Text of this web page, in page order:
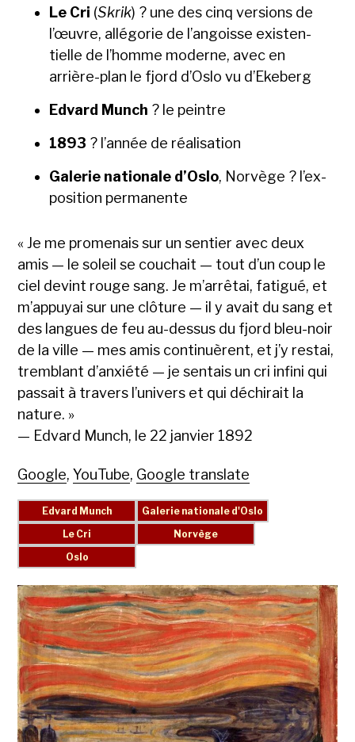
Le Cri (Skrik) ? une des cinq ver­sions de
l’œu­vre, allé­gorie de l’an­goisse exis­ten­
tielle de l’homme mod­erne, avec en
arrière-plan le fjord d’Oslo vu d’Eke­berg
Edvard Munch ? le pein­tre
1893 ? l’an­née de réal­i­sa­tion
Galerie nationale d’Oslo, Norvège ? l’ex­
po­si­tion per­ma­nente
« Je me prom­e­nais sur un sen­tier avec deux
amis — le soleil se couchait — tout d’un coup le
ciel devint rouge sang. Je m’ar­rê­tai, fatigué, et
m’ap­puyai sur une clô­ture — il y avait du sang et
des langues de feu au-dessus du fjord bleu-noir
de la ville — mes amis con­tin­uèrent, et j’y restai,
trem­blant d’anx­iété — je sen­tais un cri infi­ni qui
pas­sait à tra­vers l’u­nivers et qui déchi­rait la
nature. »
— Edvard Munch, le 22 jan­vi­er 1892
Google,YouTube, Google translate